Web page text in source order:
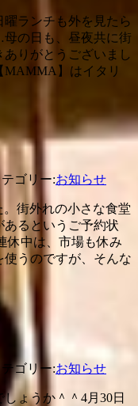
ランチも外を見たら
の日も、昼夜共に街
りがとうございまし
】はイタリ
テゴリー:お知らせ
街外れの小さな食堂
るというご予約状
休中は、市場も休み
うのですが、そんな
テゴリー:お知らせ
ょうか＾＾4月30日